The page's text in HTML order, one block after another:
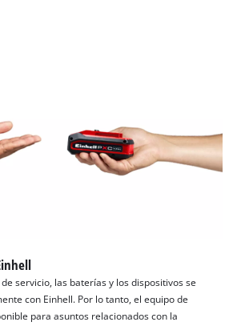
servicio, las baterías y los dispositivos se
con Einhell. Por lo tanto, el equipo de
para asuntos relacionados con la